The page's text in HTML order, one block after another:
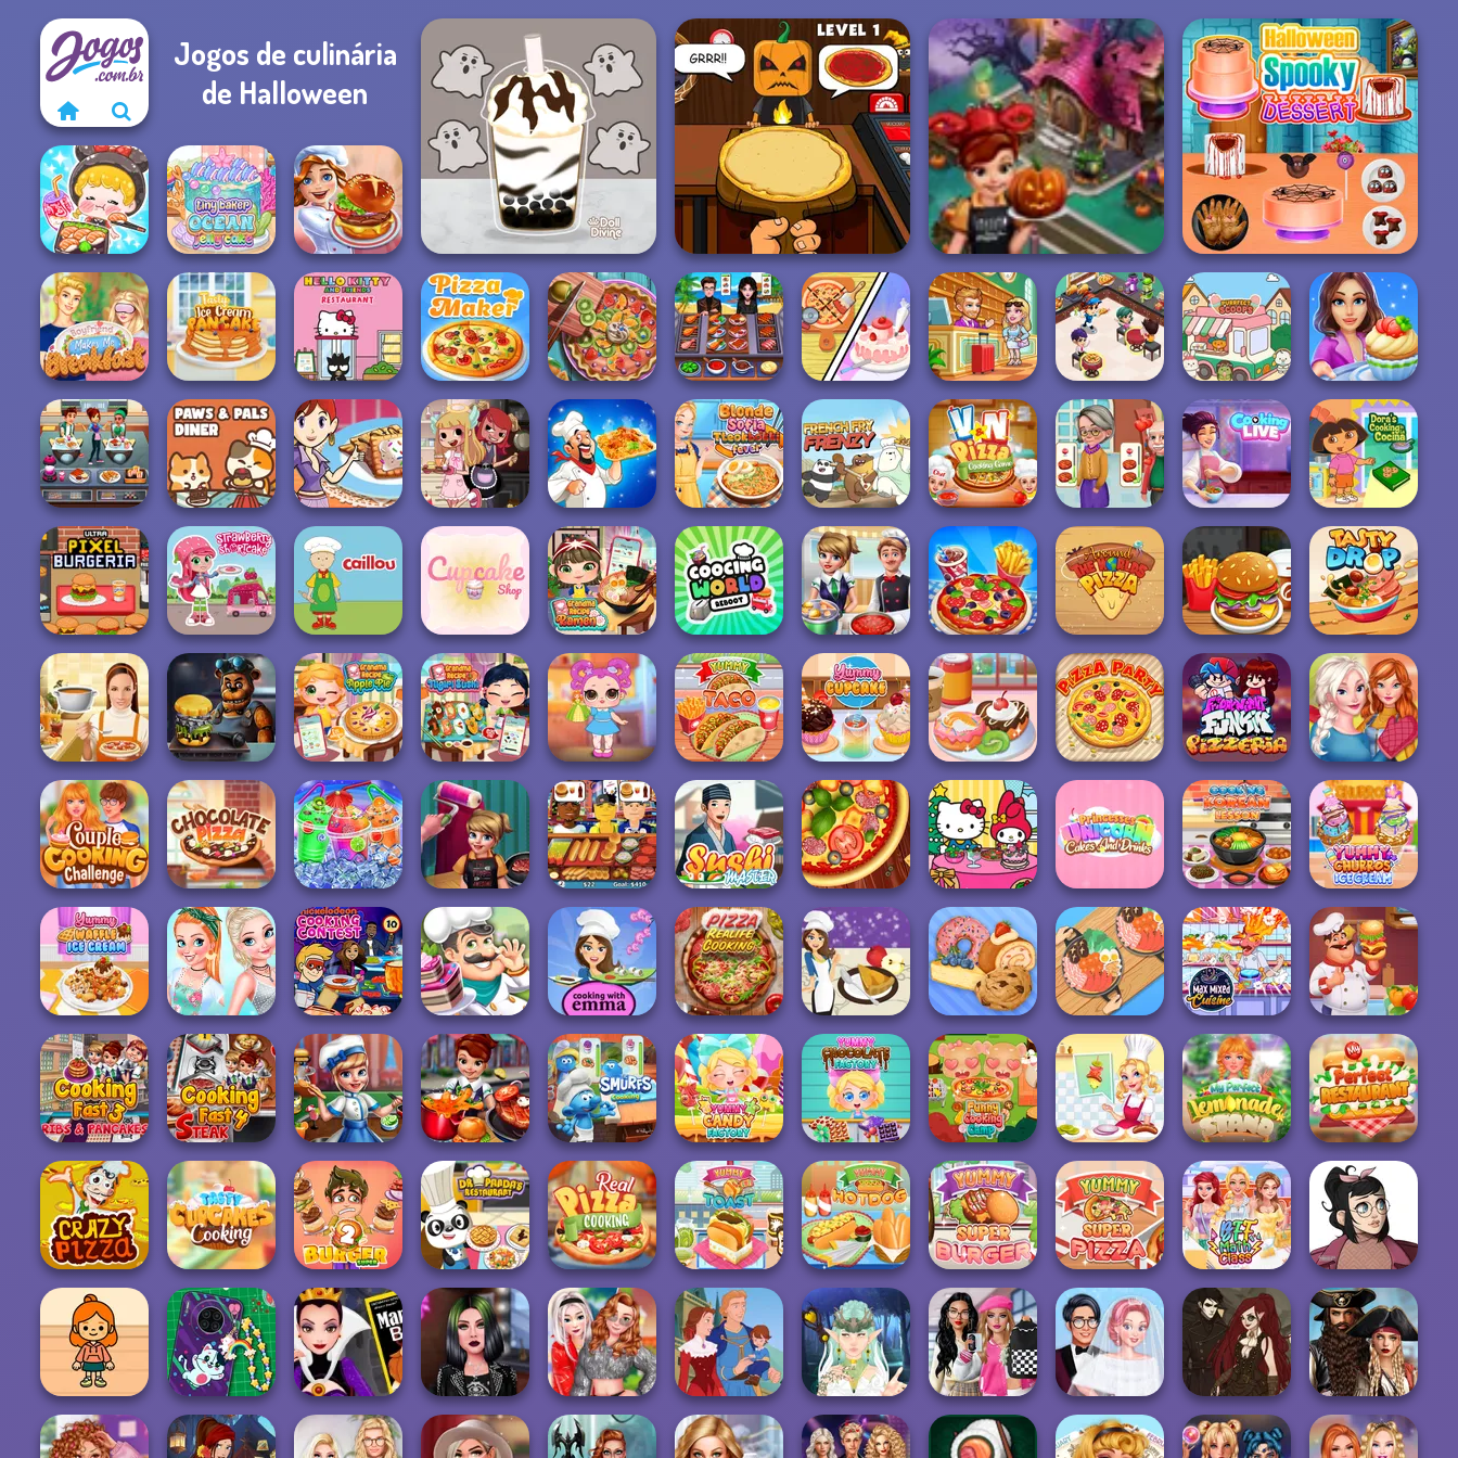
Jogos de culinária
de Halloween
Bubble Tea: Halloween Halloween Pizzeria Cooking Fast Halloween
Halloween Spooky
Dessert
ASMR Girl:
Livestream
Mukbang
Tiny Baker Ocean
Jelly Cake
Cooking Festival
Boyfriend Makes
Me Breakfast
Tasty Ice Cream
Pancake
Hello Kitty And
Friends Restau...
The Pizza Maker
Pie Real Life
Cooking
Cooking Chef -
Food Fever
Dolly's
Restaurant
Organising
Hotel Fever
Tycoon
Cooking
Restaurant
Kitchen
Purr-fect Scoops
Cooking Stories:
Fun Cafe
Cooking Cafe
Food Chef
Paws & Pals
Diner
Sara's Cooking
Class: Mini Pop...
Devilish Cooking Biryani Recipes
Blonde Sofia:
Tteokbokki Fever
French Fry Frenzy
V And N Pizza
Cooking Game
Cooking
Madness
Cooking Live: Be
a Chef&Cook
Dora Cooking in
la Cucina
Ultra Pixel
Burgeria
Strawberry
Shortcake
Caillou Chef Cupcake Shop
Grandma Recipe
Ramen
Cooking World
Reborn
Cooking Frenzy Cooking Live
Around the
Worlds Pizza
Burger Shop Tasty Drop
Whats For Dinner FNAF Burger
Grandma Recipe
Apple Pie
Grandma Recipe
Nigiri Sushi
Baby Holly
Feeding Time
Yummy Taco Yummy Cupcake
Yummy Donut
Factory
Pizza Party FNF Pizzeria
Sisters
Thanksgiving
Dinner
Couple Cooking
Challenge
Chocolate Pizza Rainbow Frozen
Cook And
Decorate
Hot Dog Bush Sushi Master Pizza Maker
Hello Kitty and
Friends: Xmas...
Princesses
Unicorn Cakes
And D...
Cooking Korean
Lesson
Yummy Churros
Ice Cream
Yummy Waffle
Ice Cream
Princesses
Cooking
Challenge:...
Nickelodeon
Cooking Contest
Cake Shop
Sushi Rolls -
Cooking with
Emm...
Pizza Real Life
Cooking
French Apple Pie
- Cooking wit...
Bakery Shop Hot Pot Rush
Max Mixed
Cuisine
Hamburger
Cooking Mania
Cooking Fast 3:
Ribs and Panca...
Cooking Fast 4
Steak
Cooking Scene Cooking Fast
The Smurfs:
Cooking
Yummy Candy
Factory
Yummy
Chocolate
Factory
Funny Cooking
Camp
Michelin Star
Chef
My Perfect
Lemonade
Stand
My Perfect
Restaurant
Crazy Pizza
Tasty Cupcakes
Cooking
Super Burger 2
Dr Panda
Restaurant
Real Pizza
Cooking
Yummy Toast Yummy Hotdog
Yummy Super
Burger
Yummy Super
Pizza
BFF Math Class
Casual Icon
Maker